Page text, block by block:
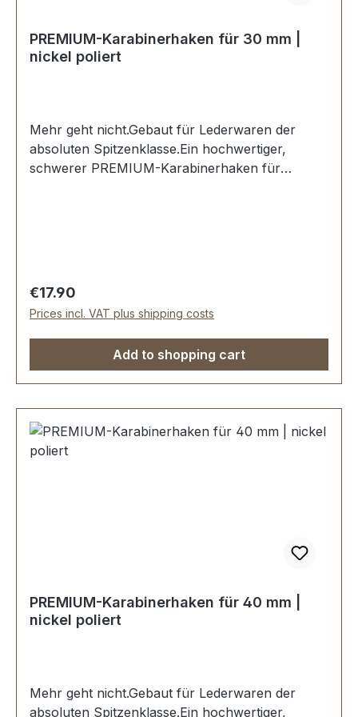
PREMIUM-Karabinerhaken für 30 mm |
nickel poliert
Mehr geht nicht.Gebaut für Lederwaren der
absoluten Spitzenklasse.Ein hochwertiger,
schwerer PREMIUM-Karabinerhaken für
Handpoliert. Handgalvanisiert.Sehr stabil,
bestens geeignet für Taschen, Reisetaschen,
Weekender.Durchlassweite: 30 mm, Gesamthöhe
von oben nach unten: 45 mm.Lieferumfang:1
Stück Karabinerhaken
Regular price:
€17.90
Prices incl. VAT plus shipping costs
Add to shopping cart
PREMIUM-Karabinerhaken für 40 mm |
nickel poliert
Mehr geht nicht.Gebaut für Lederwaren der
absoluten Spitzenklasse.Ein hochwertiger,